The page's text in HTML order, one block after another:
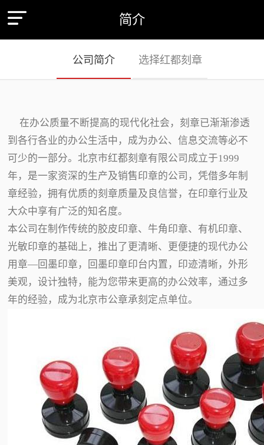
简介
公司简介 选择红都刻章
在办公质量不断提高的现代化社会，刻章已渐渐渗透
到各行各业的办公生活中，成为办公、信息交流等必不
可少的一部分。北京市红都刻章有限公司成立于1999
年，是一家资深的生产及销售印章的公司，凭借多年制
章经验，拥有优质的刻章质量及良信誉，在印章行业及
大众中享有广泛的知名度。
本公司在制作传统的胶皮印章、牛角印章、有机印章、
光敏印章的基础上，推出了更清晰、更便捷的现代办公
用章—回墨印章，回墨印章印台内置，印迹清晰，外形
美观，设计独特，能为您带来更高的办公效率，通过多
年的经验，成为北京市公章承刻定点单位。